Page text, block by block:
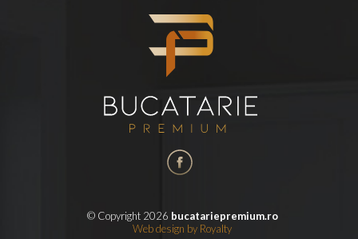
© Copyright 2026 bucatariepremium.ro
Web design by Royalty